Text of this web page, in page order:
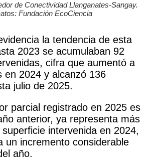
de Conectividad Llanganates-Sangay.
Fundación EcoCiencia
la tendencia de esta
2023 se acumulaban 92
cifra que aumentó a
en 2024 y alcanzó 136
julio de 2025.
parcial registrado en 2025 es
anterior, ya representa más
intervenida en 2024,
un incremento considerable
año.